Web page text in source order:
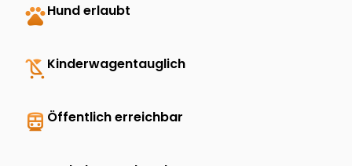
petsHund erlaubt
child_friendly Kinderwagentauglich
directions_transit Öffentlich erreichbar